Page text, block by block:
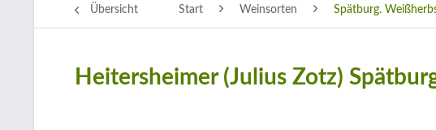
Übersicht Start Weinsorten Spätburg.
Heitersheimer (Julius Zotz)